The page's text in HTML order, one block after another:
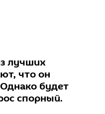
лучших
что он
будет
спорный.